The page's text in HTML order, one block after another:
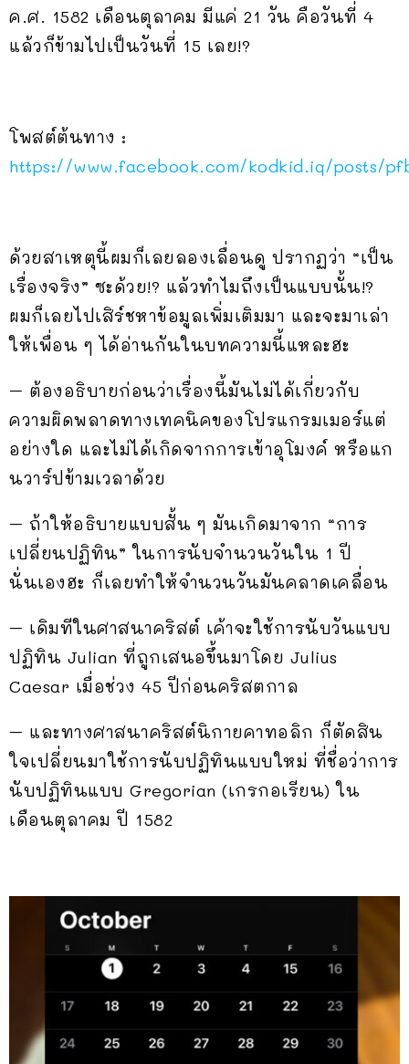
ค.ศ. 1582 เดือนตุลาคม มีแค่ 21 วัน คือวันที่ 4
แล้วก็ข้ามไปเป็นวันที่ 15 เลย!?
โพสต์ต้นทาง :
https://www.facebook.com/kodkid.iq/posts/
ด้วยสาเหตุนี้ผมก็เลยลองเลื่อนดู ปรากฏว่า “เป็น
เรื่องจริง” ซะด้วย!? แล้วทำไมถึงเป็นแบบนั้น!?
ผมก็เลยไปเสิร์ชหาข้อมูลเพิ่มเติมมา และจะมาเล่า
ให้เพื่อน ๆ ได้อ่านกันในบทความนี้แหละฮะ
– ต้องอธิบายก่อนว่าเรื่องนี้มันไม่ได้เกี่ยวกับ
ความผิดพลาดทางเทคนิคของโปรแกรมเมอร์แต่
อย่างใด และไม่ได้เกิดจากการเข้าอุโมงค์ หรือแก
นวาร์ปข้ามเวลาด้วย
– ถ้าให้อธิบายแบบสั้น ๆ มันเกิดมาจาก “การ
เปลี่ยนปฏิทิน” ในการนับจำนวนวันใน 1 ปี
นั่นเองฮะ ก็เลยทำให้จำนวนวันมันคลาดเคลื่อน
– เดิมทีในศาสนาคริสต์ เค้าจะใช้การนับวันแบบ
ปฏิทิน Julian ที่ถูกเสนอขึ้นมาโดย Julius
Caesar เมื่อช่วง 45 ปีก่อนคริสตกาล
– และทางศาสนาคริสต์นิกายคาทอลิก ก็ตัดสิน
ใจเปลี่ยนมาใช้การนับปฏิทินแบบใหม่ ที่ชื่อว่าการ
นับปฏิทินแบบ Gregorian (เกรกอเรียน) ใน
เดือนตุลาคม ปี 1582